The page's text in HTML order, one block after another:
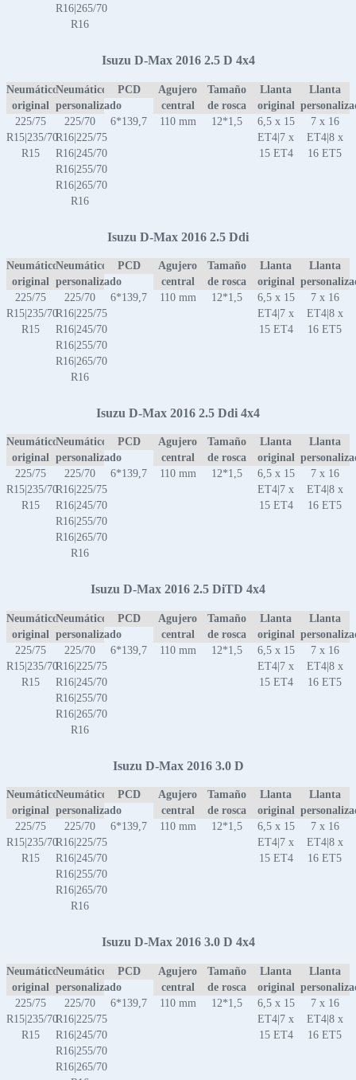
R16|265/70
R16
Isuzu D-Max 2016 2.5 D 4x4
Neumático
original
Neumático
personalizado
PCD
Agujero
central
Tamaño
de rosca
Llanta
original
Llanta
225/75
R15|235/70
R15
225/70
R16|225/75
R16|245/70
R16|255/70
R16|265/70
R16
6*139,7 110 mm 12*1,5
6,5 x 15
ET4|7 x
15 ET4
7 x 16
ET4|8 x
16 ET5
Isuzu D-Max 2016 2.5 Ddi
Neumático
original
Neumático
personalizado
PCD
Agujero
central
Tamaño
de rosca
Llanta
original
Llanta
225/75
R15|235/70
R15
225/70
R16|225/75
R16|245/70
R16|255/70
R16|265/70
R16
6*139,7 110 mm 12*1,5
6,5 x 15
ET4|7 x
15 ET4
7 x 16
ET4|8 x
16 ET5
Isuzu D-Max 2016 2.5 Ddi 4x4
Neumático
original
Neumático
personalizado
PCD
Agujero
central
Tamaño
de rosca
Llanta
original
Llanta
225/75
R15|235/70
R15
225/70
R16|225/75
R16|245/70
R16|255/70
R16|265/70
R16
6*139,7 110 mm 12*1,5
6,5 x 15
ET4|7 x
15 ET4
7 x 16
ET4|8 x
16 ET5
Isuzu D-Max 2016 2.5 DiTD 4x4
Neumático
original
Neumático
personalizado
PCD
Agujero
central
Tamaño
de rosca
Llanta
original
Llanta
225/75
R15|235/70
R15
225/70
R16|225/75
R16|245/70
R16|255/70
R16|265/70
R16
6*139,7 110 mm 12*1,5
6,5 x 15
ET4|7 x
15 ET4
7 x 16
ET4|8 x
16 ET5
Isuzu D-Max 2016 3.0 D
Neumático
original
Neumático
personalizado
PCD
Agujero
central
Tamaño
de rosca
Llanta
original
Llanta
225/75
R15|235/70
R15
225/70
R16|225/75
R16|245/70
R16|255/70
R16|265/70
R16
6*139,7 110 mm 12*1,5
6,5 x 15
ET4|7 x
15 ET4
7 x 16
ET4|8 x
16 ET5
Isuzu D-Max 2016 3.0 D 4x4
Neumático
original
Neumático
personalizado
PCD
Agujero
central
Tamaño
de rosca
Llanta
original
Llanta
225/75
R15|235/70
R15
225/70
R16|225/75
R16|245/70
R16|255/70
R16|265/70
6*139,7 110 mm 12*1,5
6,5 x 15
ET4|7 x
15 ET4
7 x 16
ET4|8 x
16 ET5